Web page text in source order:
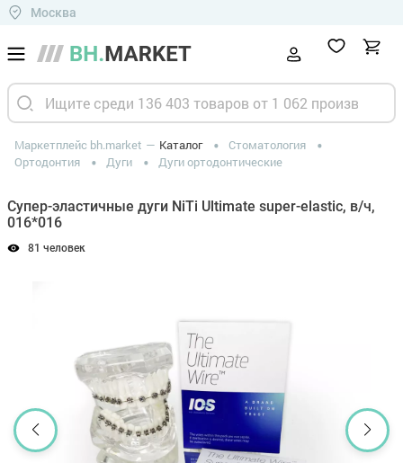
Москва
Маркетплейс bh.market Каталог
Стоматология
Ортодонтия
Дуги Дуги ортодонтические
Супер-эластичные дуги NiTi Ultimate super-elastic, в/ч,
016*016
81 человек